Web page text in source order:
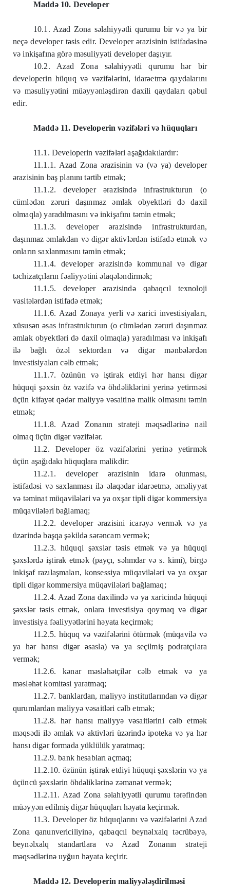
Maddə 10. Developer
10.1. Azad Zona səlahiyyətli qurumu bir və ya bir
neçə developer təsis edir. Developer ərazisinin istifadəsinə
və inkişafına görə məsuliyyəti developer daşıyır.
10.2. Azad Zona səlahiyyətli qurumu hər bir
developerin hüquq və vəzifələrini, idarəetmə qaydalarını
və məsuliyyətini müəyyənləşdirən daxili qaydaları qəbul
edir.
Maddə 11. Developerin vəzifələri və hüquqları
11.1. Developerin vəzifələri aşağıdakılardır:
11.1.1. Azad Zona ərazisinin və (və ya) developer
ərazisinin baş planını tərtib etmək;
11.1.2. developer ərazisində infrastrukturun (o
cümlədən zəruri daşınmaz əmlak obyektləri də daxil
olmaqla) yaradılmasını və inkişafını təmin etmək;
11.1.3. developer ərazisində infrastrukturdan,
daşınmaz əmlakdan və digər aktivlərdən istifadə etmək və
onların saxlanmasını təmin etmək;
11.1.4. developer ərazisində kommunal və digər
təchizatçıların fəaliyyətini əlaqələndirmək;
11.1.5. developer ərazisində qabaqcıl texnoloji
vasitələrdən istifadə etmək;
11.1.6. Azad Zonaya yerli və xarici investisiyaları,
xüsusən əsas infrastrukturun (o cümlədən zəruri daşınmaz
əmlak obyektləri də daxil olmaqla) yaradılması və inkişafı
ilə bağlı özəl sektordan və digər mənbələrdən
investisiyaları cəlb etmək;
11.1.7. özünün və iştirak etdiyi hər hansı digər
hüquqi şəxsin öz vəzifə və öhdəliklərini yerinə yetirməsi
üçün kifayət qədər maliyyə vəsaitinə malik olmasını təmin
etmək;
11.1.8. Azad Zonanın strateji məqsədlərinə nail
olmaq üçün digər vəzifələr.
11.2. Developer öz vəzifələrini yerinə yetirmək
üçün aşağıdakı hüquqlara malikdir:
11.2.1. developer ərazisinin idarə olunması,
istifadəsi və saxlanması ilə əlaqədar idarəetmə, əməliyyat
və təminat müqavilələri və ya oxşar tipli digər kommersiya
müqavilələri bağlamaq;
11.2.2. developer ərazisini icarəyə vermək və ya
üzərində başqa şəkildə sərəncam vermək;
11.2.3. hüquqi şəxslər təsis etmək və ya hüquqi
şəxslərdə iştirak etmək (payçı, səhmdar və s. kimi), birgə
inkişaf razılaşmaları, konsessiya müqavilələri və ya oxşar
tipli digər kommersiya müqavilələri bağlamaq;
11.2.4. Azad Zona daxilində və ya xaricində hüquqi
şəxslər təsis etmək, onlara investisiya qoymaq və digər
investisiya fəaliyyətlərini həyata keçirmək;
11.2.5. hüquq və vəzifələrini ötürmək (müqavilə və
ya hər hansı digər əsasla) və ya seçilmiş podratçılara
vermək;
11.2.6. kənar məsləhətçilər cəlb etmək və ya
məsləhət komitəsi yaratmaq;
11.2.7. banklardan, maliyyə institutlarından və digər
qurumlardan maliyyə vəsaitləri cəlb etmək;
11.2.8. hər hansı maliyyə vəsaitlərini cəlb etmək
məqsədi ilə əmlak və aktivləri üzərində ipoteka və ya hər
hansı digər formada yüklülük yaratmaq;
11.2.9. bank hesabları açmaq;
11.2.10. özünün iştirak etdiyi hüquqi şəxslərin və ya
üçüncü şəxslərin öhdəliklərinə zəmanət vermək;
11.2.11. Azad Zona səlahiyyətli qurumu tərəfindən
müəyyən edilmiş digər hüquqları həyata keçirmək.
11.3. Developer öz hüquqlarını və vəzifələrini Azad
Zona qanunvericiliyinə, qabaqcıl beynəlxalq təcrübəyə,
beynəlxalq standartlara və Azad Zonanın strateji
məqsədlərinə uyğun həyata keçirir.
Maddə 12. Developerin maliyyələşdirilməsi